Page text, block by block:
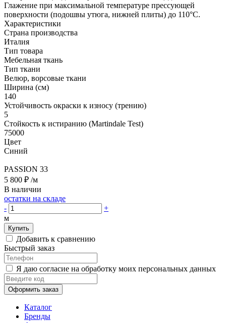
Глажение при максимальной температуре прессующей
поверхности (подошвы утюга, нижней плиты) до 110°С.
Характеристики
Страна производства
Италия
Тип товара
Мебельная ткань
Тип ткани
Велюр, ворсовые ткани
Ширина (см)
140
Устойчивость окраски к износу (трению)
5
Стойкость к истиранию (Martindale Test)
75000
Цвет
Синий
PASSION 33
5 800 ₽ /м
В наличии
остатки на складе
-
+
м
Купить
Добавить к сравнению
Быстрый заказ
Я даю согласие на обработку моих персональных данных
Оформить заказ
Каталог
Бренды